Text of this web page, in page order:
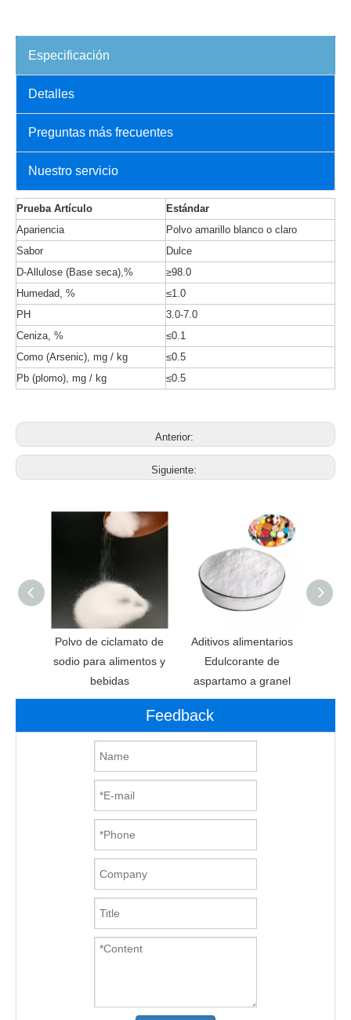
Especificación
Detalles
Preguntas más frecuentes
Nuestro servicio
Prueba Artículo
Estándar
Apariencia
Polvo amarillo blanco o claro
Sabor
Dulce
D-Allulose (Base seca),%
≥98.0
Humedad, %
≤1.0
PH
3.0-7.0
Ceniza, %
≤0.1
Como (Arsenic), mg / kg
≤0.5
Pb (plomo), mg / kg
≤0.5
Anterior:
Siguiente:
Polvo de ciclamato de
sodio para alimentos y
bebidas
Aditivos alimentarios
Edulcorante de
aspartamo a granel
Feedback